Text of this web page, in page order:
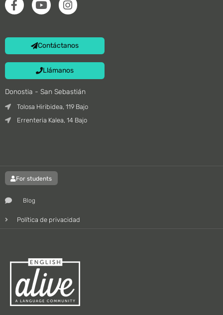
Contáctanos
Llámanos
Donostia - San Sebastián
Tolosa Hiribidea, 119 Bajo
Errenteria Kalea, 14 Bajo
For students
Blog
Política de privacidad